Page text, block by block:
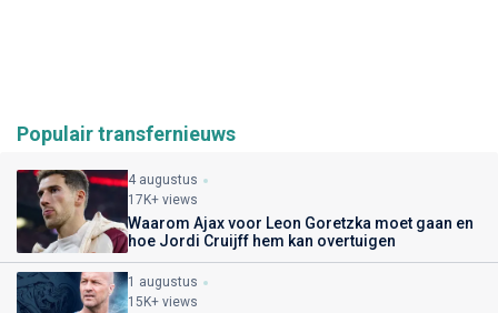
Populair transfernieuws
4 augustus
17K+ views
Waarom Ajax voor Leon Goretzka moet gaan en
hoe Jordi Cruijff hem kan overtuigen
1 augustus
15K+ views